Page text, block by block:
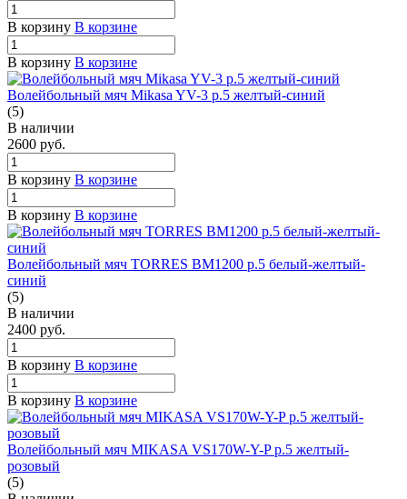
В корзину В корзине
В корзину В корзине
Волейбольный мяч Mikasa YV-3 р.5 желтый-синий
(5)
В наличии
2600 руб.
В корзину В корзине
В корзину В корзине
Волейбольный мяч TORRES BM1200 р.5 белый-желтый-
синий
(5)
В наличии
2400 руб.
В корзину В корзине
В корзину В корзине
Волейбольный мяч MIKASA VS170W-Y-P р.5 желтый-
розовый
(5)